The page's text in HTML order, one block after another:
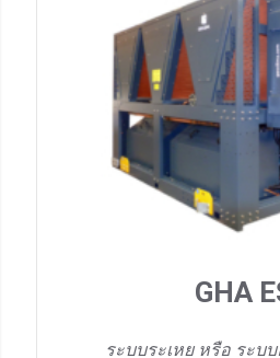
GHA
ระบบระเหย หรือ ระบ